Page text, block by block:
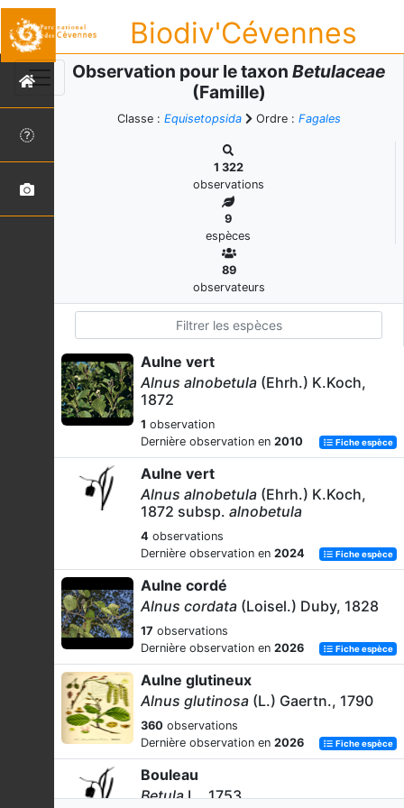
Biodiv'Cévennes
Observation pour le taxon Betulaceae
(Famille)
Classe : Equisetopsida Ordre : Fagales
1 322
observations
9
espèces
89
observateurs
Aulne vert
Alnus alnobetula (Ehrh.) K.Koch,
1872
1 observation
Dernière observation en 2010 Fiche espèce
Aulne vert
Alnus alnobetula (Ehrh.) K.Koch,
1872 subsp. alnobetula
4 observations
Dernière observation en 2024 Fiche espèce
Aulne cordé
Alnus cordata (Loisel.) Duby, 1828
17 observations
Dernière observation en 2026 Fiche espèce
Aulne glutineux
Alnus glutinosa (L.) Gaertn., 1790
360 observations
Dernière observation en 2026 Fiche espèce
Bouleau
BetulaL., 1753